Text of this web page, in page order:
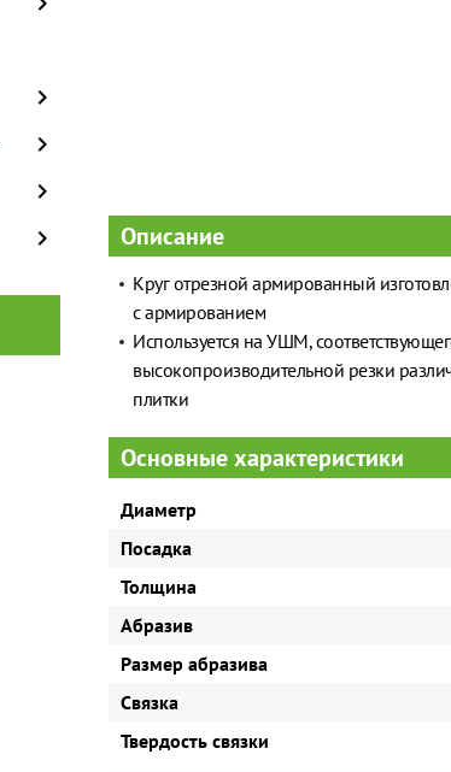
Описание
Круг отрезной армированный
с армированием
Используется на УШМ,
высокопроизводительной резки
плитки
Основные характеристики
Диаметр
Посадка
Толщина
Абразив
Размер абразива
Связка
Твердость связки